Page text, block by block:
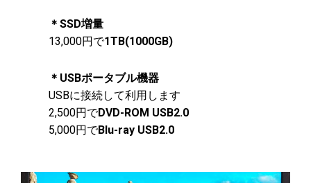
＊SSD増量
13,000円で1TB(1000GB)
＊USBポータブル機器
USBに接続して利用します
2,500円でDVD-ROM USB2.0
5,000円でBlu-ray USB2.0